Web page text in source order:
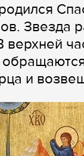
Звезда
верхней
и